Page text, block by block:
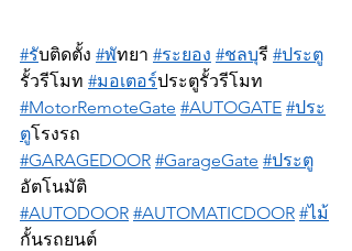
#รับติดตั้ง #พัทยา #ระยอง #ชลบุรี #ประต
รั้วรีโมท #มอเตอร์ประตูรั้วรีโมท
#MotorRemoteGate #AUTOGATE #ประ
ตูโรงรถ
#GARAGEDOOR #GarageGate #ประต
อัตโนมัติ
#AUTODOOR #AUTOMATICDOOR #ไม
กั้นรถยนต์